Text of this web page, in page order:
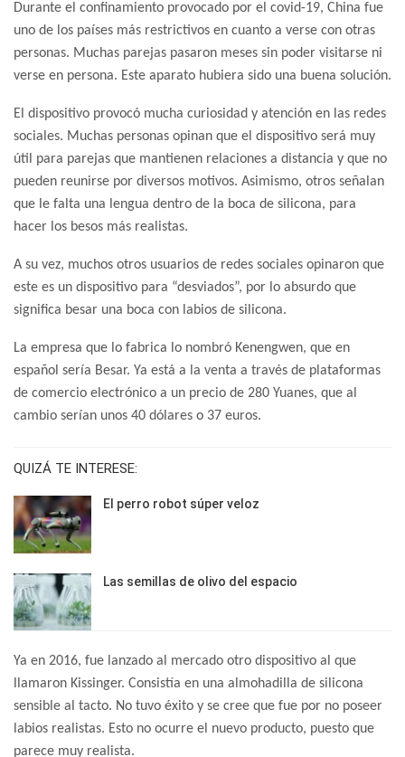
Durante el confinamiento provocado por el covid-19, China fue
uno de los países más restrictivos en cuanto a verse con otras
personas. Muchas parejas pasaron meses sin poder visitarse ni
verse en persona. Este aparato hubiera sido una buena solución.
El dispositivo provocó mucha curiosidad y atención en las redes
sociales. Muchas personas opinan que el dispositivo será muy
útil para parejas que mantienen relaciones a distancia y que no
pueden reunirse por diversos motivos. Asimismo, otros señalan
que le falta una lengua dentro de la boca de silicona, para
hacer los besos más realistas.
A su vez, muchos otros usuarios de redes sociales opinaron que
este es un dispositivo para “desviados”, por lo absurdo que
significa besar una boca con labios de silicona.
La empresa que lo fabrica lo nombró Kenengwen, que en
español sería Besar. Ya está a la venta a través de plataformas
de comercio electrónico a un precio de 280 Yuanes, que al
cambio serían unos 40 dólares o 37 euros.
QUIZÁ TE INTERESE:
El perro robot súper veloz
Las semillas de olivo del espacio
Ya en 2016, fue lanzado al mercado otro dispositivo al que
llamaron Kissinger. Consistía en una almohadilla de silicona
sensible al tacto. No tuvo éxito y se cree que fue por no poseer
labios realistas. Esto no ocurre el nuevo producto, puesto que
parece muy realista.